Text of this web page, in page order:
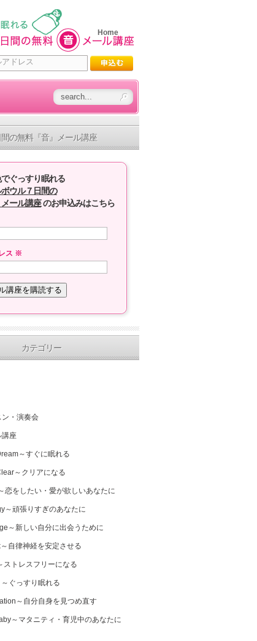
Home
間の無料『音』メール講座
ぐっすり眠れる
ウル７日間の
ール講座のお申込みはこちら
ス ※
カテゴリー
・演奏会
講座
～すぐに眠れる
～クリアになる
をしたい・愛が欲しいあなたに
頑張りすぎのあなたに
～新しい自分に出会うために
自律神経を安定させる
トレスフリーになる
ぐっすり眠れる
～自分自身を見つめ直す
～マタニティ・育児中のあなたに